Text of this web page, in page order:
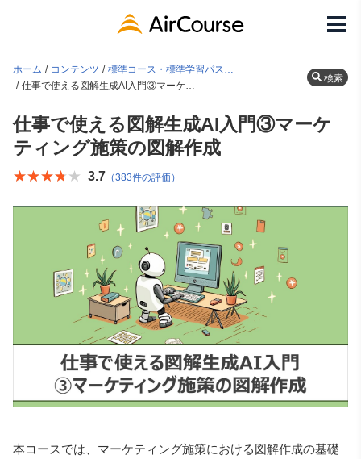
ホーム コンテンツ
標準コース・標準学習パス一覧
仕事で使える図解生成AI入門③マーケティング施策の図解作成
検索
仕事で使える図解生成AI入門③マーケ
ティング施策の図解作成
★★★★★
★★★★★ 3.7 （383件の評価）
本コースでは、マーケティング施策における図解作成の基礎